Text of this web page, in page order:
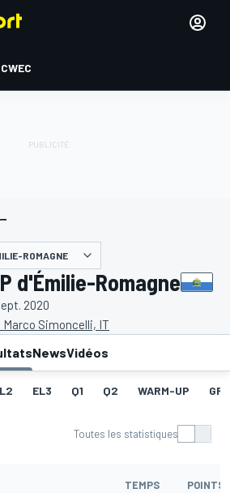
WEC
ROMAGNE
d'Émilie-Romagne
2020
Simoncelli, IT
NewsVidéos
EL3 Q1 Q2 WARM-UP
Toutes les statistiques
TEMPS POINTS